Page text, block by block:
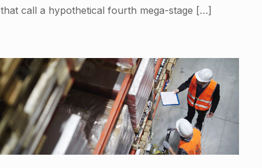
that call a hypothetical fourth mega-stage […]